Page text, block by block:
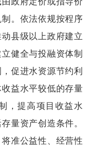
。依法依规按程序
县级以上政府建立
健全与投融资体制
促进水资源节约利
益水平较低的存量
，提高项目收益水
量资产创造条件。
准公益性、经营性